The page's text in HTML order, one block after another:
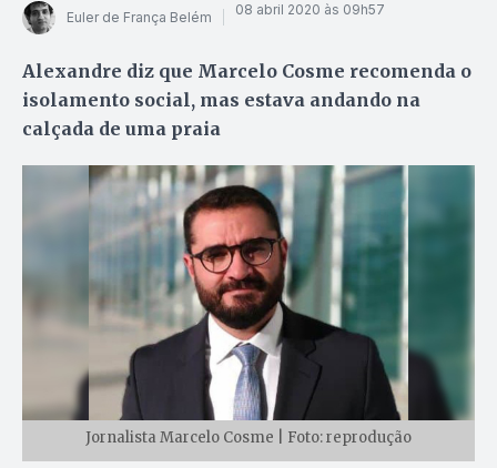
Euler de França Belém 08 abril 2020 às 09h57
Alexandre diz que Marcelo Cosme recomenda o
isolamento social, mas estava andando na
calçada de uma praia
Jornalista Marcelo Cosme | Foto: reprodução